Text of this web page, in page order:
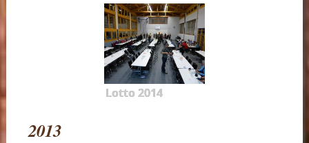
Lotto 2014
2013